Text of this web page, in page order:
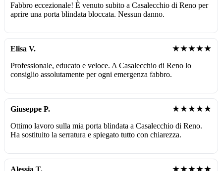
Fabbro eccezionale! È venuto subito a Casalecchio di Reno per
aprire una porta blindata bloccata. Nessun danno.
Elisa V. ★★★★★
Professionale, educato e veloce. A Casalecchio di Reno lo
consiglio assolutamente per ogni emergenza fabbro.
Giuseppe P. ★★★★★
Ottimo lavoro sulla mia porta blindata a Casalecchio di Reno.
Ha sostituito la serratura e spiegato tutto con chiarezza.
Alessia T. ★★★★★